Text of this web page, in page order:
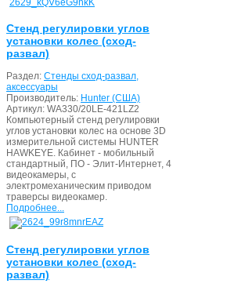
Стенд регулировки углов
установки колес (сход-
развал)
Раздел: Стенды сход-развал,
аксессуары
Производитель: Hunter (США)
Артикул: WA330/20LE-421LZ2
Компьютерный стенд регулировки
углов установки колес на основе 3D
измерительной системы HUNTER
HAWKEYE. Кабинет - мобильный
стандартный, ПО - Элит-Интернет, 4
видеокамеры, с
электромеханическим приводом
траверсы видеокамер.
Подробнее...
Стенд регулировки углов
установки колес (сход-
развал)